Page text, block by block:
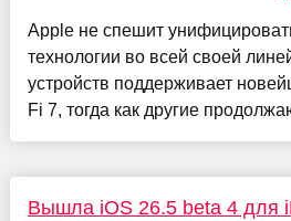
Apple не спешит
технологии во всей своей
устройств поддерживает
Fi 7, тогда как другие
Вышла iOS 26.5 beta 4 для